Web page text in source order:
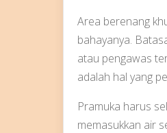
Area berenang
bahayanya.
atau pengawas
adalah hal yang
Pramuka harus
memasukkan air